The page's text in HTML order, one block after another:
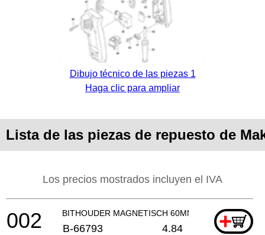
Dibujo técnico de las piezas 1
Haga clic para ampliar
Lista de las piezas de repuesto de
Los precios mostrados incluyen el IVA
BITHOUDER MAGNETISCH 60MM +
002 B-66793 4.84